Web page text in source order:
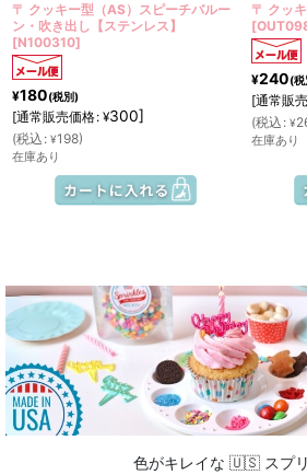
〒 クッキー型（AS）スピーチバルー
ン・吹き出し【ステンレス】
[N100310]
¥180(税別)
[通常販売価格: ¥300]
(税込 : ¥198)
在庫あり
〒 クッ
[
¥240(
[通常販
(税込 : ¥
在庫あり
色がキレイな 🇺🇸 スプ